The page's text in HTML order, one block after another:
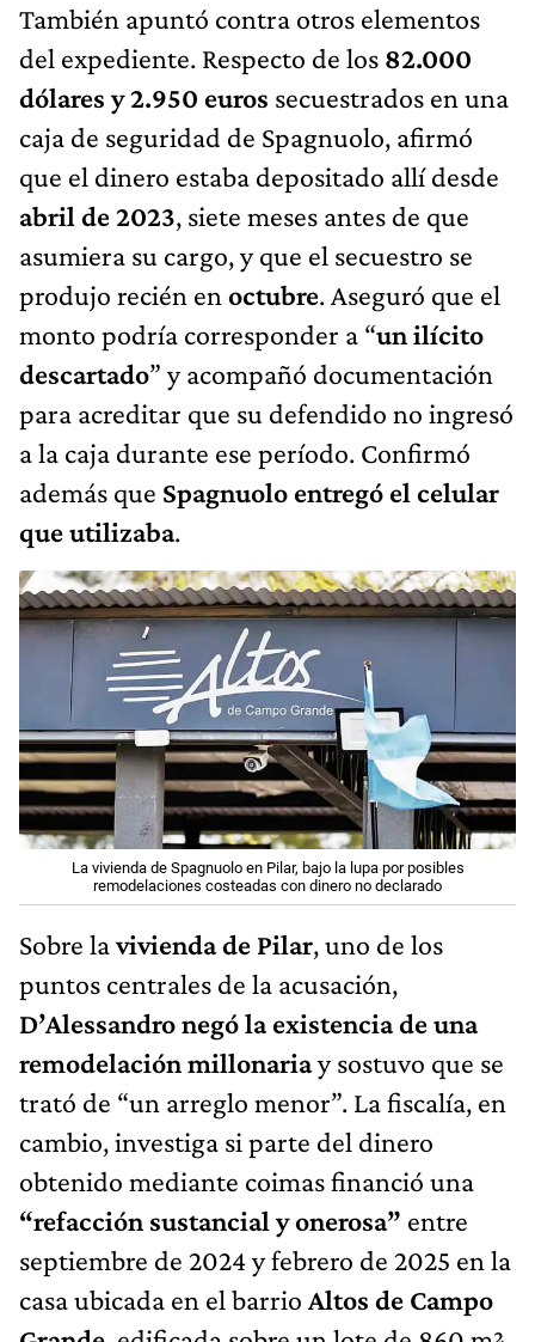
También apuntó contra otros elementos
del expediente. Respecto de los 82.000
dólares y 2.950 euros secuestrados en una
caja de seguridad de Spagnuolo, afirmó
que el dinero estaba depositado allí desde
abril de 2023, siete meses antes de que
asumiera su cargo, y que el secuestro se
produjo recién en octubre. Aseguró que el
monto podría corresponder a “un ilícito
descartado” y acompañó documentación
para acreditar que su defendido no ingresó
a la caja durante ese período. Confirmó
además que Spagnuolo entregó el celular
que utilizaba.
La vivienda de Spagnuolo en Pilar, bajo la lupa por posibles
remodelaciones costeadas con dinero no declarado
Sobre lavivienda de Pilar, uno de los
puntos centrales de la acusación,
D’Alessandro negó la existencia de una
remodelaciónmillonariay sostuvo que se
trató de “un arreglo menor”. La fiscalía, en
cambio, investiga si parte del dinero
obtenido mediante coimas financió una
“refacción sustancial y onerosa” entre
septiembre de 2024 y febrero de 2025 en la
casa ubicada en el barrio Altos de Campo